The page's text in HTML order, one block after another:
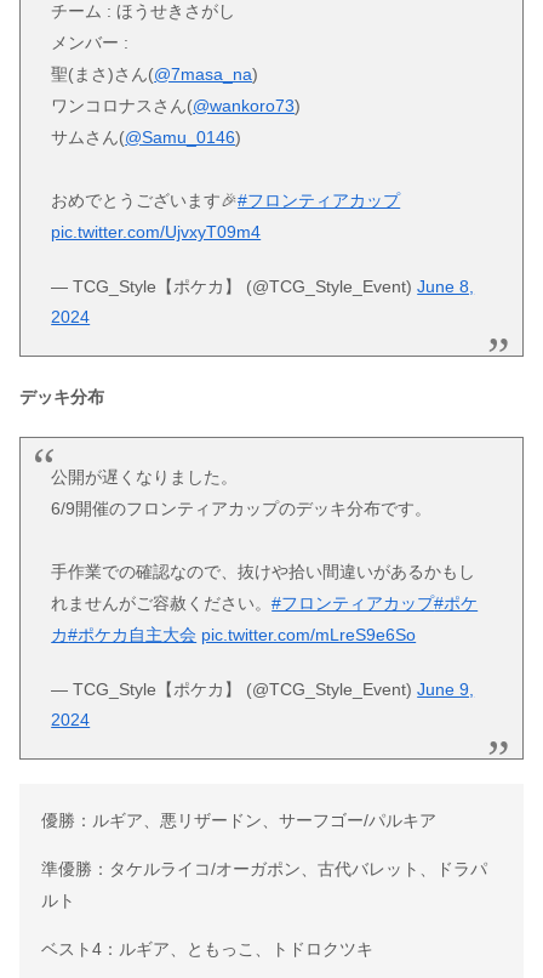
チーム : ほうせきさがし
メンバー :
聖(まさ)さん(@7masa_na)
ワンコロナスさん(@wankoro73)
サムさん(@Samu_0146)
おめでとうございます🎉#フロンティアカップ
pic.twitter.com/UjvxyT09m4
— TCG_Style【ポケカ】 (@TCG_Style_Event)June 8,
2024
デッキ分布
公開が遅くなりました。
6/9開催のフロンティアカップのデッキ分布です。
手作業での確認なので、抜けや拾い間違いがあるかもし
れませんがご容赦ください。#フロンティアカップ#ポケ
カ#ポケカ自主大会 pic.twitter.com/mLreS9e6So
— TCG_Style【ポケカ】 (@TCG_Style_Event)June 9,
2024
優勝：ルギア、悪リザードン、サーフゴー/パルキア
準優勝：タケルライコ/オーガポン、古代バレット、ドラパ
ルト
ベスト4：ルギア、ともっこ、トドロクツキ